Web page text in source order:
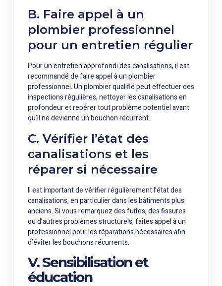
B. Faire appel à un
plombier professionnel
pour un entretien régulier
Pour un entretien approfondi des canalisations, il est
recommandé de faire appel à un plombier
professionnel. Un plombier qualifié peut effectuer des
inspections régulières, nettoyer les canalisations en
profondeur et repérer tout problème potentiel avant
qu’il ne devienne un bouchon récurrent.
C. Vérifier l’état des
canalisations et les
réparer si nécessaire
Il est important de vérifier régulièrement l’état des
canalisations, en particulier dans les bâtiments plus
anciens. Si vous remarquez des fuites, des fissures
ou d’autres problèmes structurels, faites appel à un
professionnel pour les réparations nécessaires afin
d’éviter les bouchons récurrents.
V. Sensibilisation et
éducation